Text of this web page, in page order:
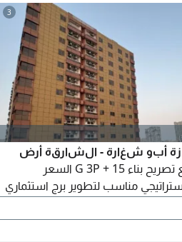
3
أبو شغارة - الشارقة أرض
سكنية تجارية 10000 قدم مربع تصريح بناء G 3P + 15 السعر
استراتيجي مناسب لتطوير برج استثماري
اتصل بنا